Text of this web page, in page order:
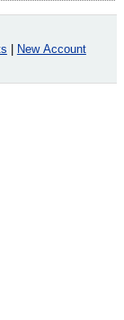
New Account